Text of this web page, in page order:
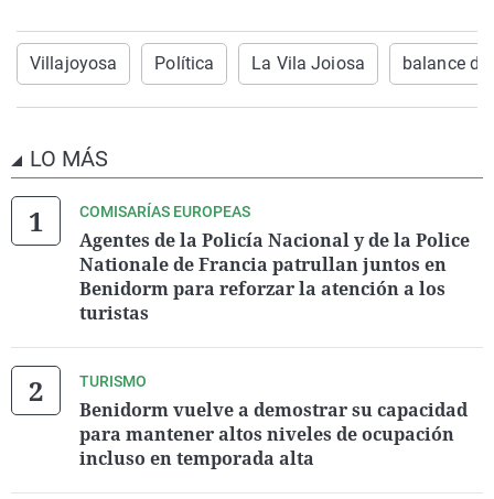
Villajoyosa Política La Vila Joiosa balance
LO MÁS
COMISARÍAS EUROPEAS
Agentes de la Policía Nacional y de la Police
Nationale de Francia patrullan juntos en
Benidorm para reforzar la atención a los
turistas
TURISMO
Benidorm vuelve a demostrar su capacidad
para mantener altos niveles de ocupación
incluso en temporada alta